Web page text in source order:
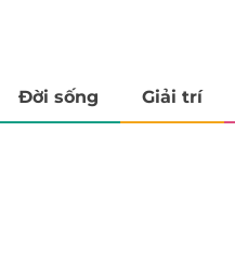
Đời sống Giải trí